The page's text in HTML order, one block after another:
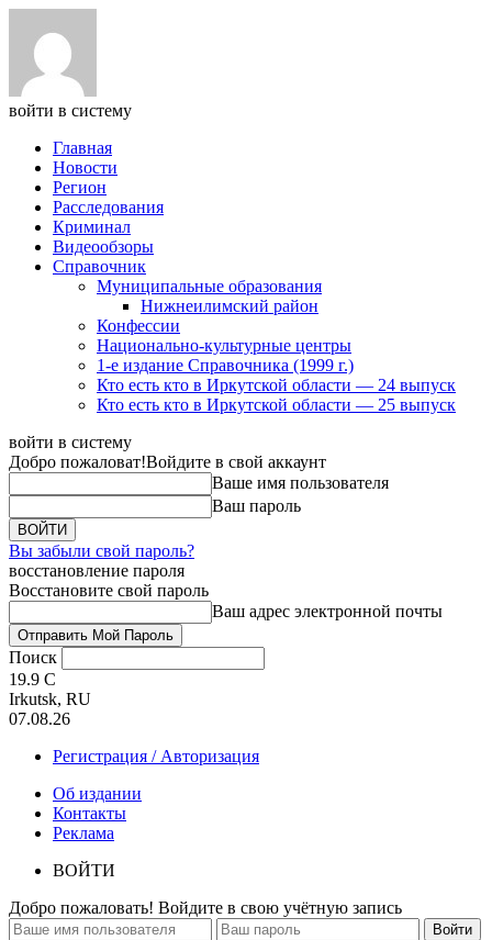
войти в систему
Главная
Новости
Регион
Расследования
Криминал
Видеообзоры
Справочник
Муниципальные образования
Нижнеилимский район
Конфессии
Национально-культурные центры
1-е издание Справочника (1999 г.)
Кто есть кто в Иркутской области — 24 выпуск
Кто есть кто в Иркутской области — 25 выпуск
войти в систему
Добро пожаловат!Войдите в свой аккаунт
Ваше имя пользователя
Ваш пароль
Вы забыли свой пароль?
восстановление пароля
Восстановите свой пароль
Ваш адрес электронной почты
Поиск
19.9 C
Irkutsk, RU
07.08.26
Регистрация / Авторизация
Об издании
Контакты
Реклама
ВОЙТИ
Добро пожаловать! Войдите в свою учётную запись